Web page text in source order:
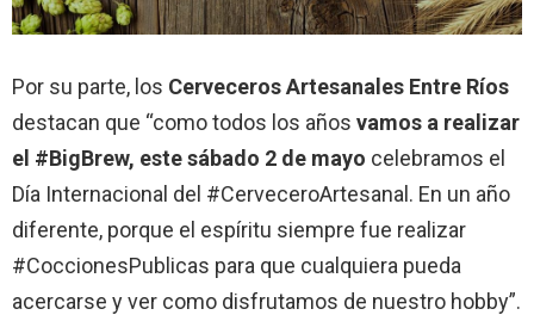
Por su parte, los Cerveceros Artesanales Entre Ríos
destacan que “como todos los años vamos a realizar
el #BigBrew, este sábado 2 de mayo celebramos el
Día Internacional del #CerveceroArtesanal. En un año
diferente, porque el espíritu siempre fue realizar
#CoccionesPublicas para que cualquiera pueda
acercarse y ver como disfrutamos de nuestro hobby”.